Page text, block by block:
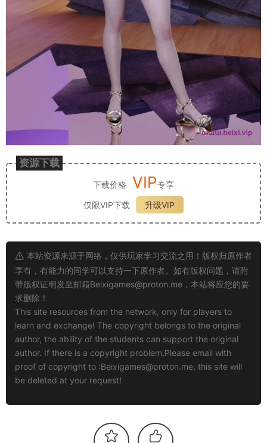
资源下载
下载价格 VIP专享
仅限VIP下载
升级VIP
本站资源来源于网络，仅供玩家学习交流之用！版权归原作者
享有，有能力的同学可以支持一下原作者。如有版权问题，请附
带版权证明发至邮箱Beixigames@proton.me ，本站将应您的要
求删除！
This site resources from the network, only for players to
learn and exchange! The copyright belongs to the original
author, the ability of the students can support the original
author. If there is a copyright problem,Please email with
proof of copyright to :Beixigames@proton.me, this site will
be deleted at your request!